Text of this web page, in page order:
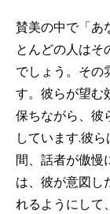
賛美の中で「あ
とんどの人はそ
でしょう。その
す。彼らが望む
保ちながら、彼
しています.彼
間、話者が傲慢
は、彼が意図し
れるようにして